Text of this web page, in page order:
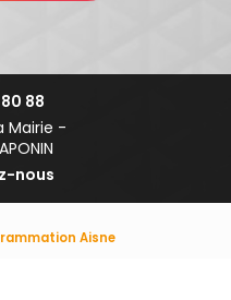
88
Mairie -
nous
Aisne